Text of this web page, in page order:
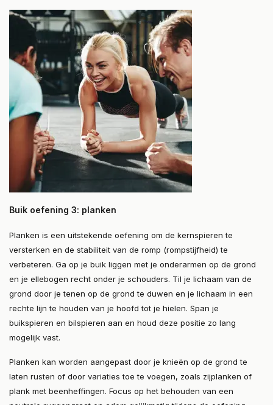
Buik oefening 3: planken
Planken is een uitstekende oefening om de kernspieren te
versterken en de stabiliteit van de romp (rompstijfheid) te
verbeteren. Ga op je buik liggen met je onderarmen op de grond
en je ellebogen recht onder je schouders. Til je lichaam van de
grond door je tenen op de grond te duwen en je lichaam in een
rechte lijn te houden van je hoofd tot je hielen. Span je
buikspieren en bilspieren aan en houd deze positie zo lang
mogelijk vast.
Planken kan worden aangepast door je knieën op de grond te
laten rusten of door variaties toe te voegen, zoals zijplanken of
plank met beenheffingen. Focus op het behouden van een